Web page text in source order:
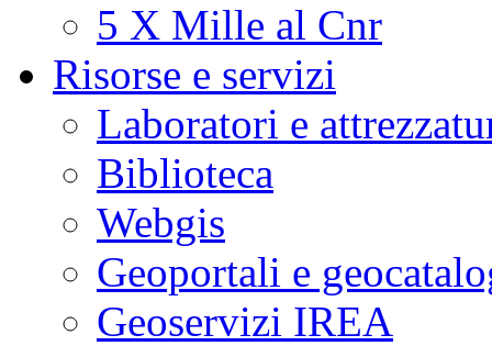
5 X Mille al Cnr
Risorse e servizi
Laboratori e
Biblioteca
Webgis
Geoportali e
Geoservizi IREA